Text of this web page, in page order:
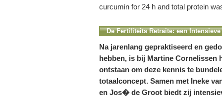
curcumin for 24 h and total protein
De Fertiliteits Retraite: een
Na jarenlang gepraktiseerd en
hebben, is bij Martine Cornelissen
ontstaan om deze kennis te
totaalconcept. Samen met Ineke
en Jos� de Groot biedt zij